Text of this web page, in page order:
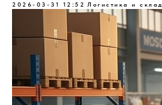
2026-03-31 12:52 Логистика и склад